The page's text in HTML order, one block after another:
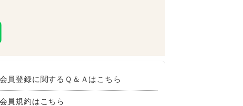
員登録に関するＱ＆Ａはこちら
員規約はこちら